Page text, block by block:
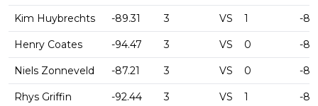
Kim Huybrechts -89.31 3 VS 1 -
Henry Coates -94.47 3 VS 0 -
Niels Zonneveld -87.21 3 VS 0 -
Rhys Griffin -92.44 3 VS 1 -